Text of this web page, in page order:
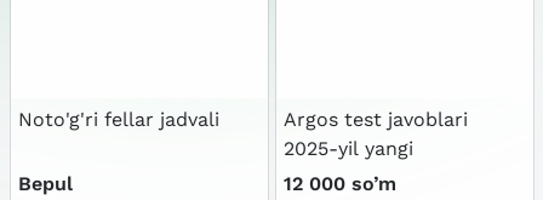
Noto'g'ri fellar jadvali
Bepul
Argos test javoblari
2025-yil yangi
12 000 so’m